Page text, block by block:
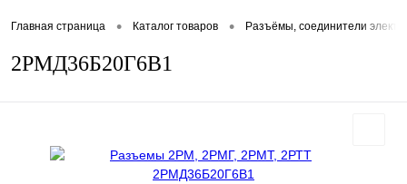
Главная страница • Каталог товаров • Разъёмы, соединители
2РМД36Б20Г6В1